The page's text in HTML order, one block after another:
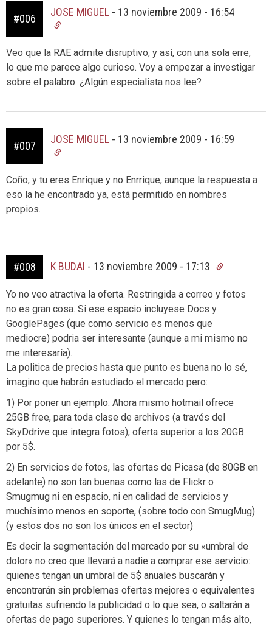
#006
JOSE MIGUEL - 13 noviembre 2009 - 16:54
Veo que la RAE admite disruptivo, y así, con una sola erre,
lo que me parece algo curioso. Voy a empezar a investigar
sobre el palabro. ¿Algún especialista nos lee?
#007
JOSE MIGUEL - 13 noviembre 2009 - 16:59
Coño, y tu eres Enrique y no Enrrique, aunque la respuesta a
eso la he encontrado ya, está permitido en nombres
propios.
#008 K BUDAI - 13 noviembre 2009 - 17:13
Yo no veo atractiva la oferta. Restringida a correo y fotos
no es gran cosa. Si ese espacio incluyese Docs y
GooglePages (que como servicio es menos que
mediocre) podria ser interesante (aunque a mi mismo no
me interesaría).
La politica de precios hasta que punto es buena no lo sé,
imagino que habrán estudiado el mercado pero:
1) Por poner un ejemplo: Ahora mismo hotmail ofrece
25GB free, para toda clase de archivos (a través del
SkyDdrive que integra fotos), oferta superior a los 20GB
por 5$.
2) En servicios de fotos, las ofertas de Picasa (de 80GB en
adelante) no son tan buenas como las de Flickr o
Smugmug ni en espacio, ni en calidad de servicios y
muchísimo menos en soporte, (sobre todo con SmugMug).
(y estos dos no son los únicos en el sector)
Es decir la segmentación del mercado por su «umbral de
dolor» no creo que llevará a nadie a comprar ese servicio:
quienes tengan un umbral de 5$ anuales buscarán y
encontrarán sin problemas ofertas mejores o equivalentes
gratuitas sufriendo la publicidad o lo que sea, o saltarán a
ofertas de pago superiores. Y quienes lo tengan más alto,